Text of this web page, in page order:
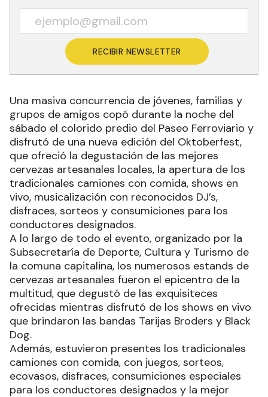
RECIBIR NEWSLETTER
Una masiva concurrencia de jóvenes, familias y
grupos de amigos copó durante la noche del
sábado el colorido predio del Paseo Ferroviario y
disfrutó de una nueva edición del Oktoberfest,
que ofreció la degustación de las mejores
cervezas artesanales locales, la apertura de los
tradicionales camiones con comida, shows en
vivo, musicalización con reconocidos DJ’s,
disfraces, sorteos y consumiciones para los
conductores designados.
A lo largo de todo el evento, organizado por la
Subsecretaría de Deporte, Cultura y Turismo de
la comuna capitalina, los numerosos estands de
cervezas artesanales fueron el epicentro de la
multitud, que degustó de las exquisiteces
ofrecidas mientras disfrutó de los shows en vivo
que brindaron las bandas Tarijas Broders y Black
Dog.
Además, estuvieron presentes los tradicionales
camiones con comida, con juegos, sorteos,
ecovasos, disfraces, consumiciones especiales
para los conductores designados y la mejor